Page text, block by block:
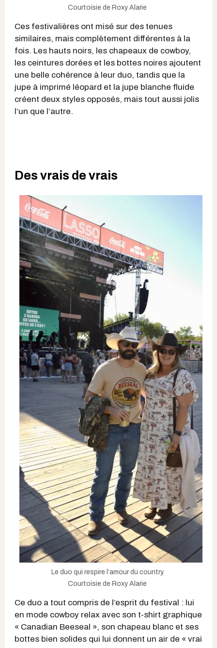
Courtoisie de Roxy Alarie
Ces festivalières ont misé sur des tenues
similaires, mais complètement différentes à la
fois. Les hauts noirs, les chapeaux de cowboy,
les ceintures dorées et les bottes noires ajoutent
une belle cohérence à leur duo, tandis que la
jupe à imprimé léopard et la jupe blanche fluide
créent deux styles opposés, mais tout aussi jolis
l’un que l’autre.
Des vrais de vrais
Le duo qui respire l’amour du country.
Courtoisie de Roxy Alarie
Ce duo a tout compris de l’esprit du festival : lui
en mode cowboy relax avec son t-shirt graphique
« Canadian Beeseal », son chapeau blanc et ses
bottes bien solides qui lui donnent un air de « vrai